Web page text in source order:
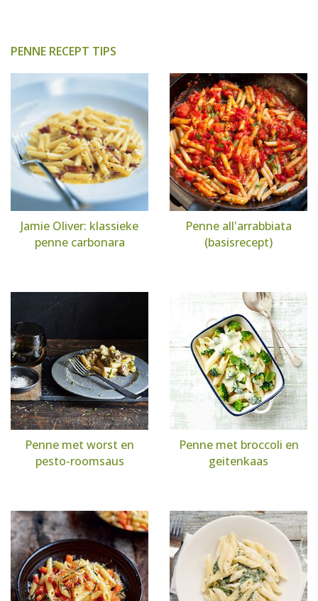
PENNE RECEPT TIPS
Jamie Oliver: klassieke
penne carbonara
Penne all'arrabbiata
(basisrecept)
Penne met worst en
pesto-roomsaus
Penne met broccoli en
geitenkaas